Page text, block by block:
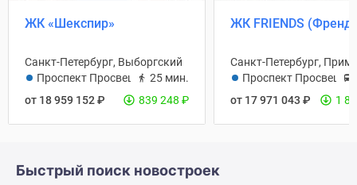
ЖК «Шекспир»
Санкт-Петербург, Выборгский
Проспект Просвещения25 мин.
от 18 959 152₽ 839 248 ₽
ЖК FRIENDS
Санкт-Петербург,
Проспект
от 17 971 043 ₽ 1
Быстрый поиск новостроек